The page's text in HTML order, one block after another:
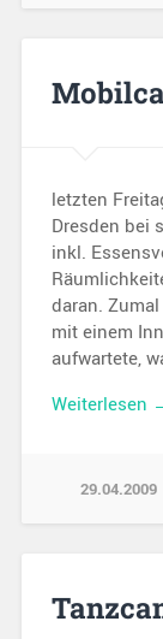
letzten
Dresden bei
inkl.
daran.
mit einem
aufwartete,
Weiterlesen
29.04.2009